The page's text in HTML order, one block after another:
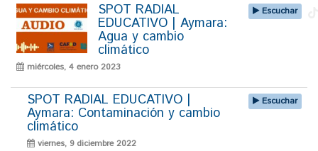
SPOT RADIAL
EDUCATIVO | Aymara:
Agua y cambio
climático
miércoles, 4 enero 2023
Escuchar
SPOT RADIAL EDUCATIVO |
Aymara: Contaminación y cambio
climático
viernes, 9 diciembre 2022
Escuchar